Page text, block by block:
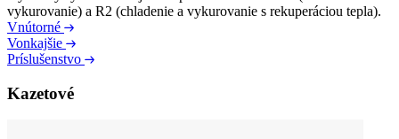
vykurovanie) a R2 (chladenie a vykurovanie s rekuperáciou tepla).
Vnútorné
Vonkajšie
Príslušenstvo
Kazetové